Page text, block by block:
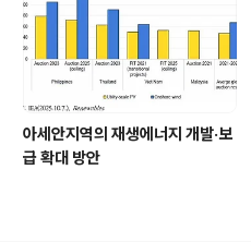
아세안지역의 재생에너지 개발·보
급 확대 방안